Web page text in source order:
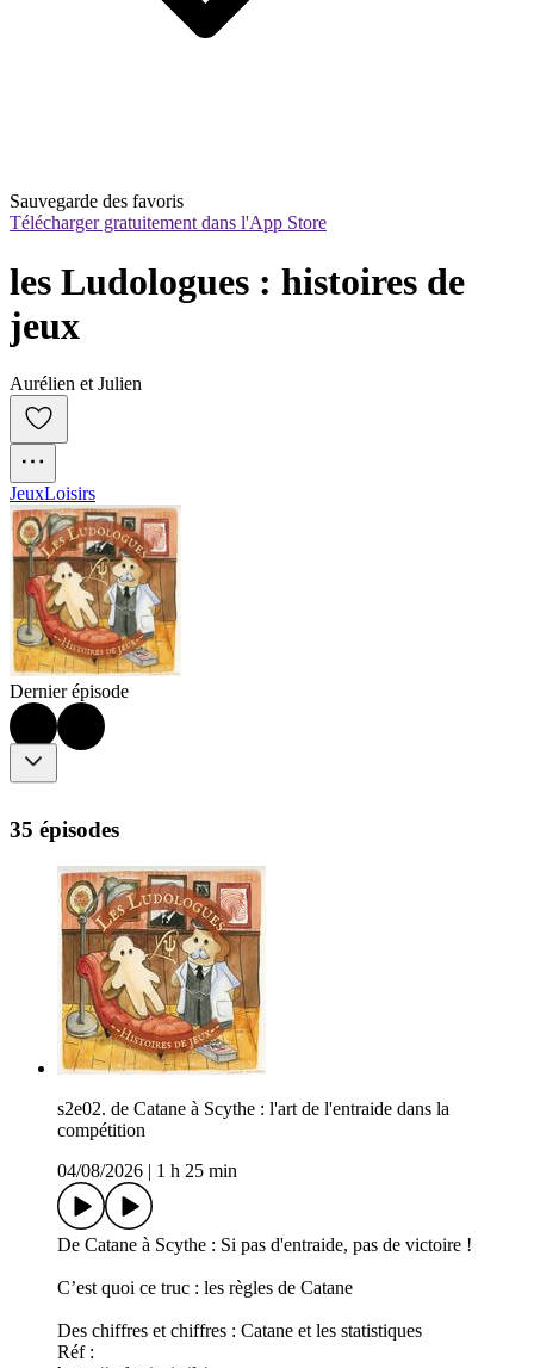
Sauvegarde des favoris
Télécharger gratuitement dans l'App Store
les Ludologues : histoires de
jeux
Aurélien et Julien
JeuxLoisirs
Dernier épisode
35 épisodes
s2e02. de Catane à Scythe : l'art de l'entraide dans la
compétition
04/08/2026 | 1 h 25 min
De Catane à Scythe : Si pas d'entraide, pas de victoire !
C’est quoi ce truc : les règles de Catane
Des chiffres et chiffres : Catane et les statistiques
Réf :